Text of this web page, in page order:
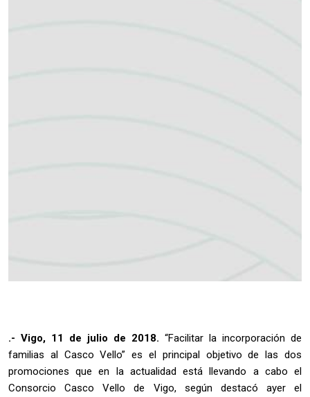
.- Vigo, 11 de julio de 2018. “Facilitar la incorporación de
familias al Casco Vello” es el principal objetivo de las dos
promociones que en la actualidad está llevando a cabo el
Consorcio Casco Vello de Vigo, según destacó ayer el